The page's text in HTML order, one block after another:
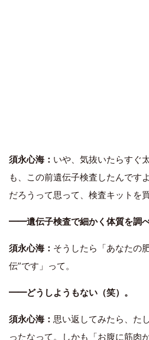
須永心海： いや、気抜いたらす
も、この前遺伝子検査したんです
だろうって思って、検査キットを買
━━遺伝子検査で細かく体質を調べ
須永心海： そうしたら「あなたの
伝”です」って。
━━どうしようもない（笑）。
須永心海： 思い返してみたら、た
ったなって。しかも「お腹に筋肉